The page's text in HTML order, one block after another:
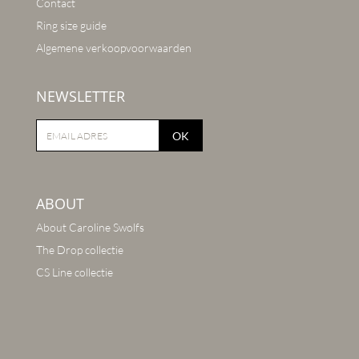
Contact
Ring size guide
Algemene verkoopvoorwaarden
NEWSLETTER
OK
ABOUT
About Caroline Swolfs
The Drop collectie
CS Line collectie